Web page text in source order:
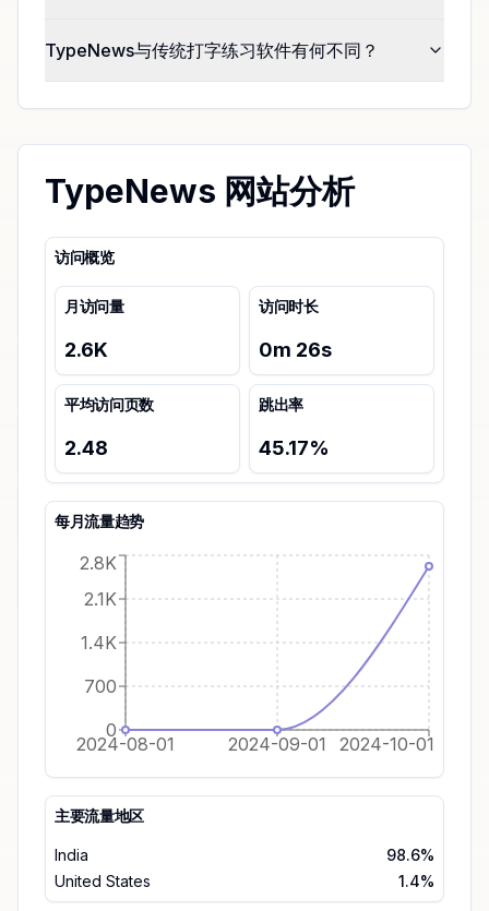
TypeNews与传统打字练习软件有何不同？
TypeNews 网站分析
访问概览
月访问量
2.6K
访问时长
0m 26s
平均访问页数
2.48
跳出率
45.17%
每月流量趋势
2024-08-01 2024-09-01 2024-10-01
0
700
1.4K
2.1K
2.8K
主要流量地区
India
98.6%
United States
1.4%